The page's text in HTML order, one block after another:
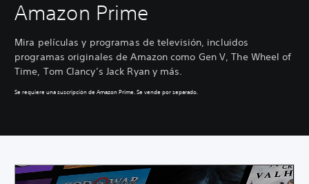
Amazon Prime
Mira películas y programas de televisión, incluidos
programas originales de Amazon como Gen V, The Wheel of
Time, Tom Clancy’s Jack Ryan y más.
Se requiere una suscripción de Amazon Prime. Se vende por separado.